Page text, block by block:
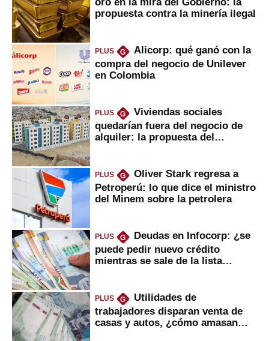
propuesta contra la minería ilegal
PLUS G
Alicorp: qué ganó con la
compra del negocio de Unilever
en Colombia
PLUS G
Viviendas sociales
quedarían fuera del negocio de
alquiler: la propuesta del
PLUS G
Oliver Stark regresa a
Petroperú: lo que dice el ministro
del Minem sobre la petrolera
PLUS G
Deudas en Infocorp: ¿se
puede pedir nuevo crédito
mientras se sale de la lista
PLUS G
Utilidades de
trabajadores disparan venta de
casas y autos, ¿cómo amasan